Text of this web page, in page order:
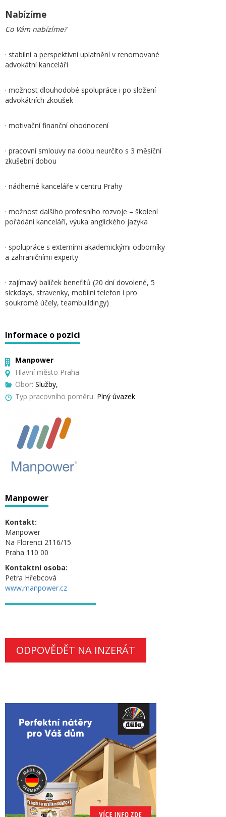
Nabízíme
Co Vám nabízíme?
· stabilní a perspektivní uplatnění v renomované
advokátní kanceláři
· možnost dlouhodobé spolupráce i po složení
advokátních zkoušek
· motivační finanční ohodnocení
· pracovní smlouvy na dobu neurčito s 3 měsíční
zkušební dobou
· nádherné kanceláře v centru Prahy
· možnost dalšího profesního rozvoje – školení
pořádání kanceláří, výuka anglického jazyka
· spolupráce s externími akademickými odborníky
a zahraničními experty
· zajímavý balíček benefitů (20 dní dovolené, 5
sickdays, stravenky, mobilní telefon i pro
soukromé účely, teambuildingy)
Informace o pozici
Manpower
Hlavní město Praha
Obor: Služby,
Typ pracovního poměru: Plný úvazek
Manpower
Kontakt:
Manpower
Na Florenci 2116/15
Praha 110 00
Kontaktní osoba:
Petra Hřebcová
www.manpower.cz
ODPOVĚDĚT NA INZERÁT